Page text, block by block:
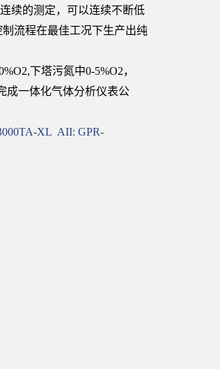
续的测定，可以连续不断低
流程在最佳工况下生产出纯
下塔污氮中0-5%O2，
成一体化气体分析仪表公
XL AII: GPR-